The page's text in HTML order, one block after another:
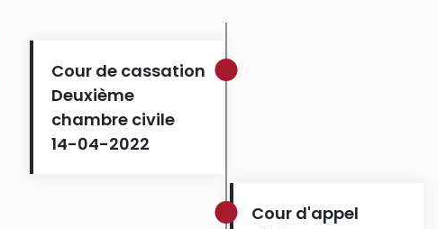
Cour de cassation
Deuxième
chambre civile
14-04-2022
Cour d'appel